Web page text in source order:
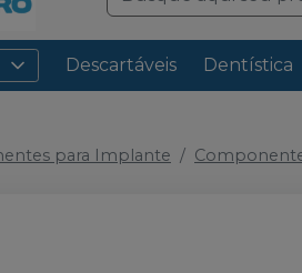
Descartáveis Dentística
para Implante